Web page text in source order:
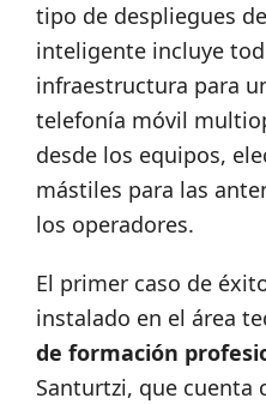
tipo de despliegues
inteligente incluye
infraestructura para
telefonía móvil
desde los equipos,
mástiles para las
los operadores.
El primer caso de
instalado en el área
de formación
Santurtzi, que cuenta